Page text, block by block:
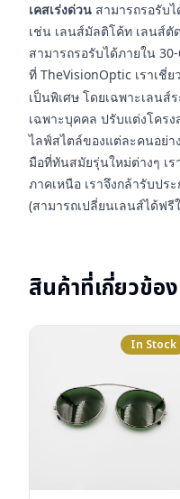
เคสเร่งด่วน สามารถรอรับ
เช่น เลนส์มัลติโค้ท เลนส์ตั
สามารถรอรับได้ภายใน
ที่ TheVisionOptic เราเชี่
เป็นพิเศษ โดยเฉพาะเลน
เฉพาะบุคคล ปรับแต่งโคร
ไลฟ์สไตล์ของแต่ละคนอย่า
มือที่ทันสมัยรุ่นใหม่ต่างๆ เ
ภาคเหนือ เราจึงกล้ารับปร
(สามารถเปลี่ยนเลนส์ได้ฟ
สินค้าที่เกี่ยวข้อง
In Stock